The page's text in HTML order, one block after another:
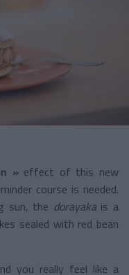
»effect of this new
course is needed.
sun, the dorayakais a
sealed with red bean
you really feel like a